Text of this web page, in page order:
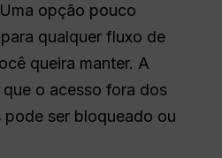
Uma opção pouco
qualquer fluxo de
queira manter. A
o acesso fora dos
pode ser bloqueado ou